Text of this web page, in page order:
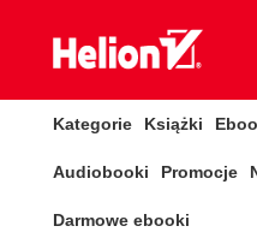
Kategorie Książki
Audiobooki Promocje
Darmowe ebooki